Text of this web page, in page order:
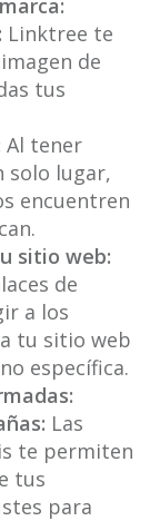
Linktree te
de
tus
Al tener
solo lugar,
encuentren
sitio web:
de
a los
tu sitio web
específica.
Las
te permiten
tus
para